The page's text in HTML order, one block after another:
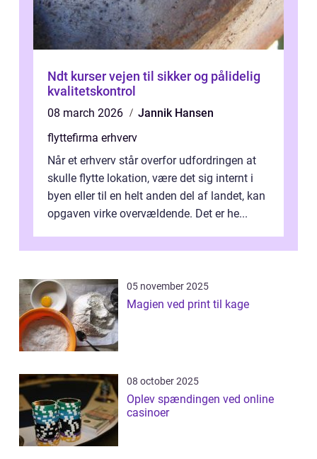
Ndt kurser vejen til sikker og pålidelig
kvalitetskontrol
08 march 2026
Jannik Hansen
flyttefirma erhverv
Når et erhverv står overfor udfordringen at
skulle flytte lokation, være det sig internt i
byen eller til en helt anden del af landet, kan
opgaven virke overvældende. Det er he...
05 november 2025
Magien ved print til kage
08 october 2025
Oplev spændingen ved online
casinoer